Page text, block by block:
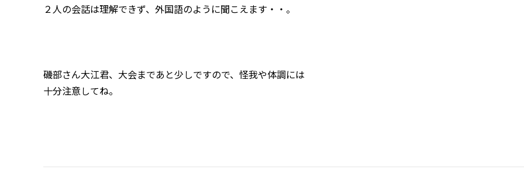
２人の会話は理解できず、外国語のように聞こえます・・。
磯部さん大江君、大会まであと少しですので、怪我や体調には
十分注意してね。